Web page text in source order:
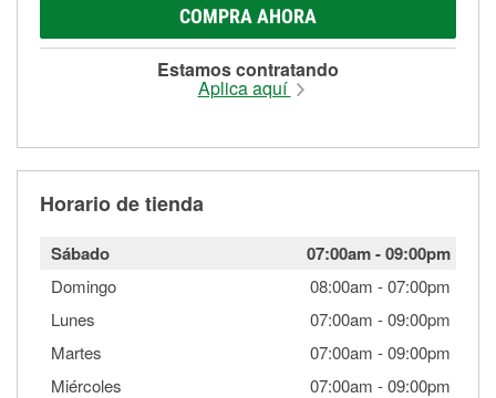
COMPRA AHORA
Estamos contratando
Aplica aquí
Horario de tienda
Sábado 07:00am-09:00pm
Domingo 08:00am -07:00pm
Lunes
07:00am -09:00pm
Martes
07:00am -09:00pm
Miércoles
07:00am -09:00pm